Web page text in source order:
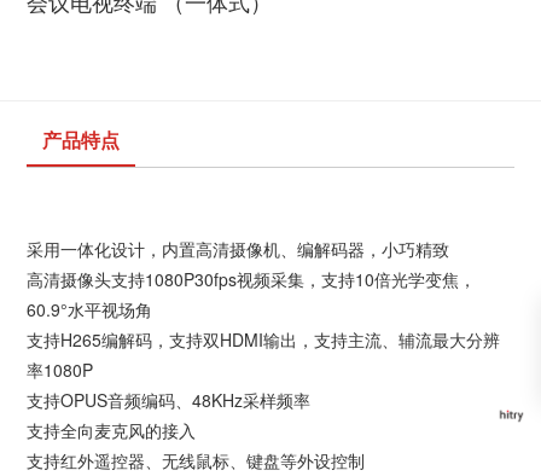
产品特点
采用一体化设计，内置高清摄像机、编解码器，小巧精致
高清摄像头支持1080P30fps视频采集，支持10倍光学变焦，
60.9°水平视场角
支持H265编解码，支持双HDMI输出，支持主流、辅流最大分辨
率1080P
支持OPUS音频编码、48KHz采样频率
支持全向麦克风的接入
支持红外遥控器、无线鼠标、键盘等外设控制